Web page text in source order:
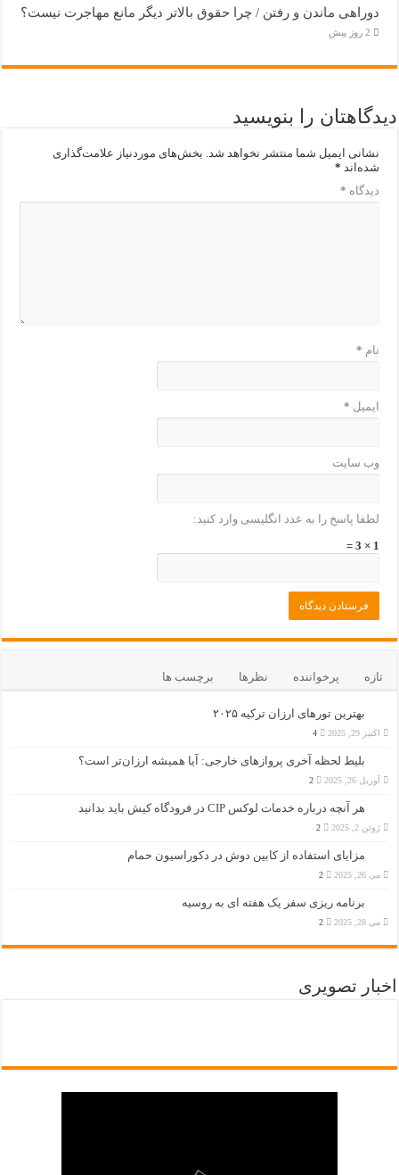
دوراهی ماندن و رفتن / چرا حقوق بالاتر دیگر مانع مهاجرت نیست؟
2 روز پیش
دیدگاهتان را بنویسید
نشانی ایمیل شما منتشر نخواهد شد. بخش‌های موردنیاز علامت‌گذاری
شده‌اند *
دیدگاه *
نام *
ایمیل *
وب‌ سایت
لطفا پاسخ را به عدد انگلیسی وارد کنید:
1 × 3 =
تازه پرخواننده نظرها برچسب ها
بهترین تورهای ارزان ترکیه ۲۰۲۵
اکتبر 29, 2025 4
بلیط لحظه آخری پروازهای خارجی: آیا همیشه ارزان‌تر است؟
آوریل 26, 2025 2
هر آنچه درباره خدمات لوکس CIP در فرودگاه‌ کیش باید بدانید
ژوئن 2, 2025 2
مزایای استفاده از کابین دوش در دکوراسیون حمام
می 26, 2025 2
برنامه ریزی سفر یک هفته ای به روسیه
می 28, 2025 2
اخبار تصویری